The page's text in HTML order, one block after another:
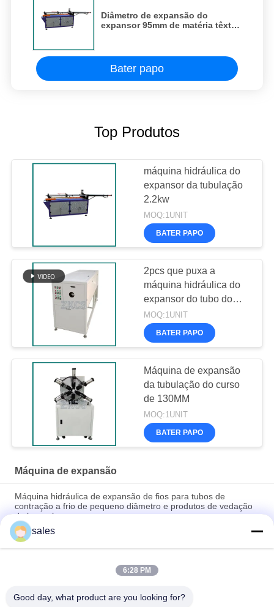
Diâmetro de expansão do
expansor 95mm de matéria têxtil
Bater papo
Top Produtos
máquina hidráulica do
expansor da tubulação
2.2kw
MOQ:1UNIT
BATER PAPO
2pcs que puxa a
máquina hidráulica do
expansor do tubo do
cilindro
MOQ:1UNIT
BATER PAPO
Máquina de expansão
da tubulação do curso
de 130MM
MOQ:1UNIT
BATER PAPO
Máquina de expansão
Máquina hidráulica de expansão de fios para tubos de
contração a frio de pequeno diâmetro e produtos de vedação
de borracha
Máquina de expansão têxtil de alta velocidade e poupança de
energia
Máquina de enrolar espiral por ultra-som e de corte
sales
6:28 PM
Good day, what product are you looking for?